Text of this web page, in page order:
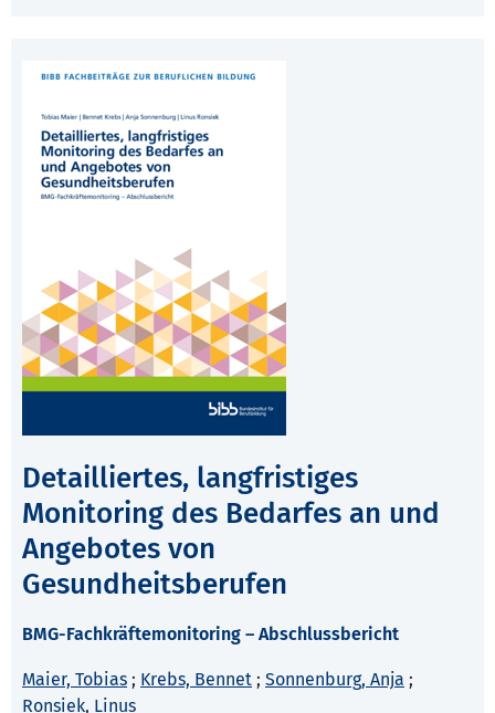
Detailliertes, langfristiges
Monitoring des Bedarfes an und
Angebotes von
Gesundheitsberufen
BMG-Fachkräftemonitoring – Abschlussbericht
Maier, Tobias ; Krebs, Bennet ; Sonnenburg, Anja ;
Ronsiek, Linus